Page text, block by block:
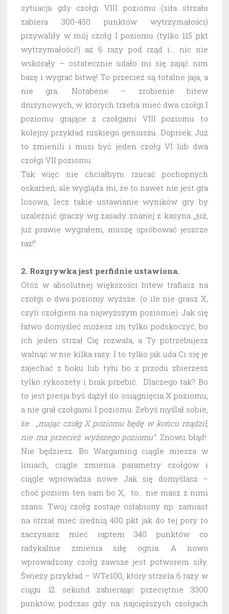
sytuacja gdy czołgi VIII poziomu (siła strzału
zabiera 300-450 punktów wytrzymałości)
przywaliły w mój czołg I poziomu (tylko 115 pkt
wytrzymałości!) aż 6 razy pod rząd i… nic nie
wskórały – ostatecznie udało mi się zająć nim
bazę i wygrać bitwę! To przecież są totalne jaja, a
nie gra. Notabene – zrobienie bitew
drużynowych, w których trzeba mieć dwa czołgi I
poziomu grające z czołgami VIII poziomu to
kolejny przykład ruskiego geniuszu. Dopisek: Już
to zmienili i musi być jeden czołg VI lub dwa
czołgi VII poziomu.
Tak więc nie chciałbym rzucać pochopnych
oskarżeń, ale wygląda mi, że to nawet nie jest gra
losowa, lecz takie ustawianie wyników gry by
uzależnić graczy wg zasady znanej z kasyna „już,
już prawie wygrałem, muszę spróbować jeszcze
raz!”
2. Rozgrywka jest perfidnie ustawiona.
Otóż w absolutnej większości bitew trafiasz na
czołgi o dwa poziomy wyższe. (o ile nie grasz X,
czyli czołgiem na najwyższym poziomie). Jak się
łatwo domyśleć możesz im tylko podskoczyć, bo
ich jeden strzał Cię rozwala, a Ty potrzebujesz
walnąć w nie kilka razy. I to tylko jak uda Ci się je
zajechać z boku lub tyłu bo z przodu zbierzesz
tylko rykoszety i brak przebić. Dlaczego tak? Bo
to jest presja byś dążył do osiągnięcia X poziomu,
a nie grał czołgami I poziomu. Żebyś myślał sobie,
że „mając czołg X poziomu będę w końcu rządził,
nie ma przecież wyższego poziomu”. Znowu błąd!
Nie będziesz. Bo Wargaming ciągle miesza w
liniach, ciągle zmienia parametry czołgów i
ciągle wprowadza nowe. Jak się domyślasz –
choć poziom ten sam bo X, to… nie masz z nimi
szans. Twój czołg zostaje osłabiony np. zamiast
na strzał mieć średnią 400 pkt jak do tej pory to
zaczynasz mieć raptem 340 punktów co
radykalnie zmienia siłę ognia. A nowo
wprowadzony czołg zawsze jest potworem siły.
Świeży przykład – WTe100, który strzela 6 razy w
ciągu 12 sekund zabierając przeciętnie 3300
punktów, podczas gdy na najcięższych czołgach